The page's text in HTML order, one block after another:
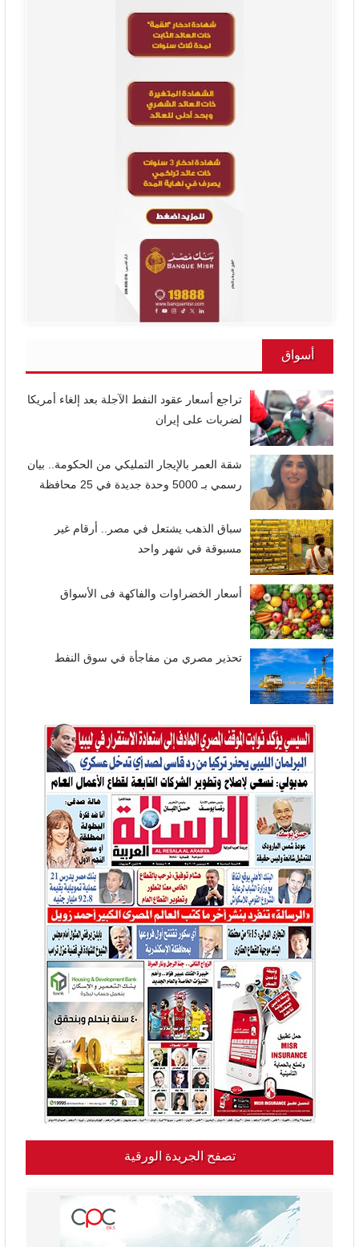
أسواق
تراجع أسعار عقود النفط الآجلة بعد إلغاء أمريكا
لضربات على إيران
شقة العمر بالإيجار التمليكي من الحكومة.. بيان
رسمي بـ 5000 وحدة جديدة في 25 محافظة
سباق الذهب يشتعل في مصر.. أرقام غير
مسبوقة في شهر واحد
أسعار الخضراوات والفاكهة فى الأسواق
تحذير مصري من مفاجأة في سوق النفط
تصفح الجريدة الورقية